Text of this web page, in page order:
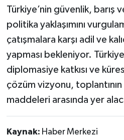
Türkiye’nin güvenlik, barış
politika yaklaşımını
çatışmalara karşı adil ve
yapması bekleniyor.
diplomasiye katkısı ve
çözüm vizyonu,
maddeleri arasında yer
Kaynak: Haber Merkezi